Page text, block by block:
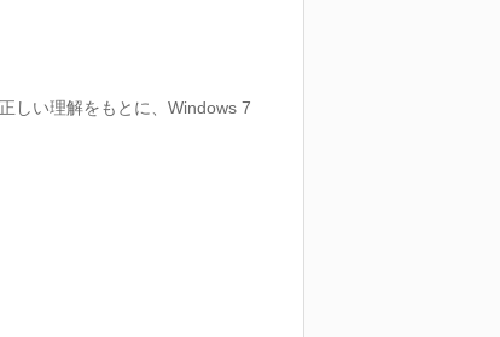
しい理解をもとに、Windows 7